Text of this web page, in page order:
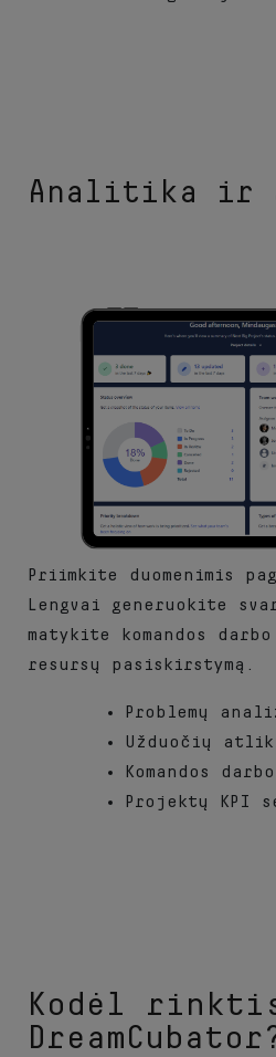
Analitika ir
Priimkite duomenimis
Lengvai generuokite
matykite komandos
resursų pasiskirstymą.
Problemų
Užduočių
Komandos
Projektų KPI
Kodėl